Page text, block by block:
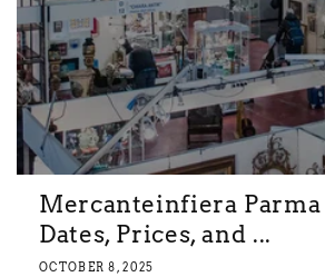
Mercanteinfiera Parma
Dates, Prices, and ...
OCTOBER 8, 2025